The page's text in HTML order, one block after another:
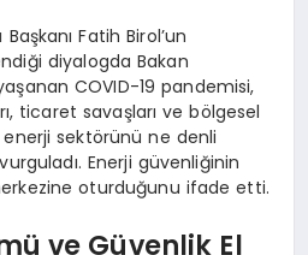
Başkanı Fatih Birol’un
diyalogda Bakan
COVID-19 pandemisi,
ticaret savaşları ve bölgesel
sektörünü ne denli
Enerji güvenliğinin
oturduğunu ifade etti.
ve Güvenlik El